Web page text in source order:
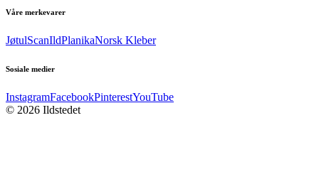
Våre merkevarer
JøtulScanIldPlanikaNorsk Kleber
Sosiale medier
InstagramFacebookPinterestYouTube
© 2026 Ildstedet